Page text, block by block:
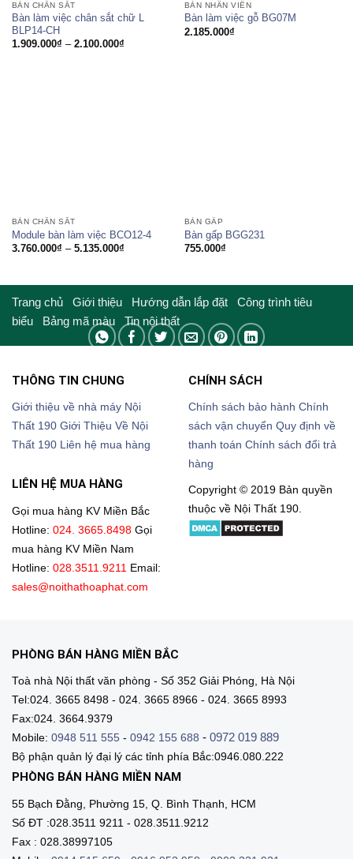
BÀN CHÂN SẮT
Bàn làm việc chân sắt chữ L
BLP14-CH
1.909.000₫ – 2.100.000₫Khoảng
BÀN NHÂN VIÊN
Bàn làm việc gỗ BG07M
2.185.000₫
BÀN CHÂN SẮT
Module bàn làm việc BCO12-4
3.760.000₫ – 5.135.000₫Khoảng
đến
5.135.000₫
BÀN GẤP
Bàn gấp BGG231
755.000₫
Trang chủ Giới thiệu Hướng dẫn lắp đặt Công trình tiêu
biểu
Bảng mã màu Tin nội thất
THÔNG TIN CHUNG
Giới thiệu về nhà máy Nội
Thất 190 Giới Thiệu Về Nội
Thất 190 Liên hệ mua hàng
CHÍNH SÁCH
Chính sách bảo hành Chính
sách vận chuyển Quy định về
thanh toán Chính sách đổi trả
hàng
LIÊN HỆ MUA HÀNG
Gọi mua hàng KV Miền Bắc
Hotline: 024. 3665.8498 Gọi
mua hàng KV Miền Nam
Hotline: 028.3511.9211 Email:
sales@noithathoaphat.com
Copyright © 2019 Bản quyền
thuộc về Nội Thất 190.
PHÒNG BÁN HÀNG MIỀN BẮC
Toà nhà Nội thất văn phòng - Số 352 Giải Phóng, Hà Nội
Tel:024. 3665 8498 - 024. 3665 8966 - 024. 3665 8993
Fax:024. 3664.9379
Mobile: 0948 511 555 - 0942 155 688 - 0972 019 889
Bộ phận quản lý đại lý các tỉnh phía Bắc:0946.080.222
PHÒNG BÁN HÀNG MIỀN NAM
55 Bạch Đằng, Phường 15, Q. Bình Thạnh, HCM
Số ĐT :028.3511 9211 - 028.3511.9212
Fax : 028.38997105